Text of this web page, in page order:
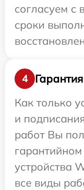
согласуем с
сроки
4
Гарантия
Как только
и
работ Вы
устройства
все виды